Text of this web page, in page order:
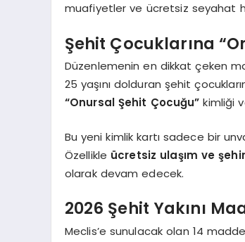
muafiyetler ve ücretsiz seyahat
Şehit Çocuklarına
Düzenlemenin en dikkat çeken
25 yaşını dolduran şehit
“Onursal Şehit Çocuğu” kimliği
Bu yeni kimlik kartı sadece bir
Özellikle ücretsiz ulaşım ve
olarak devam edecek.
2026 Şehit Yakını
Meclis’e sunulacak olan 14